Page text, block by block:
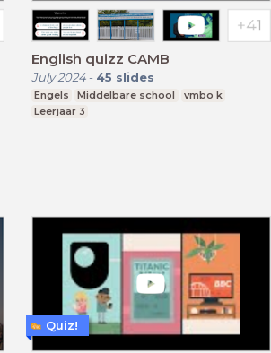
English quizz CAMB
July 2024- 45 slides
Engels Middelbare school
vmbo k
Leerjaar 3
Quiz!